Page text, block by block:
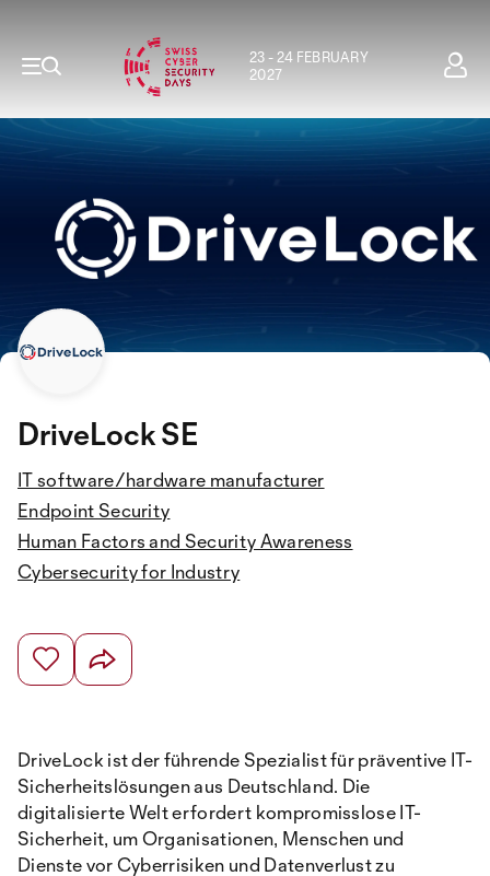
23 - 24 FEBRUARY
2027
DriveLock SE
IT software/hardware manufacturer
Endpoint Security
Human Factors and Security Awareness
Cybersecurity for Industry
DriveLock ist der führende Spezialist für präventive IT-
Sicherheitslösungen aus Deutschland. Die
digitalisierte Welt erfordert kompromisslose IT-
Sicherheit, um Organisationen, Menschen und
Dienste vor Cyberrisiken und Datenverlust zu